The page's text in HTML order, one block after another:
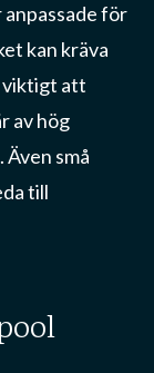
för
kan kräva
viktigt att
av hög
små
till